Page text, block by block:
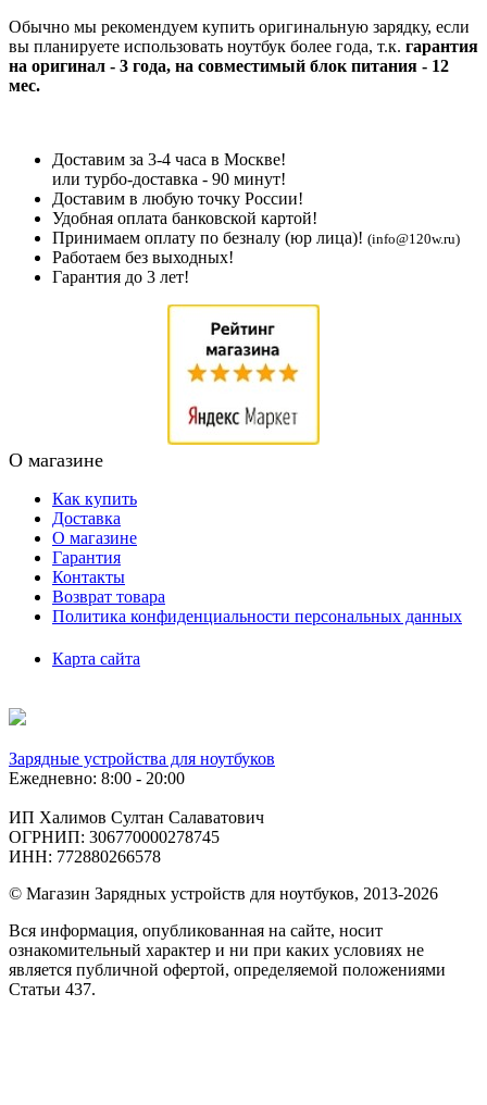
Обычно мы рекомендуем купить оригинальную зарядку, если
вы планируете использовать ноутбук более года, т.к. гарантия
на оригинал - 3 года, на совместимый блок питания - 12
мес.
Доставим за 3-4 часа в Москве!
или турбо-доставка - 90 минут!
Доставим в любую точку России!
Удобная оплата банковской картой!
Принимаем оплату по безналу (юр лица)! (info@120w.ru)
Работаем без выходных!
Гарантия до 3 лет!
О магазине
Как купить
Доставка
О магазине
Гарантия
Контакты
Возврат товара
Политика конфиденциальности персональных данных
Карта сайта
Зарядные устройства для ноутбуков
Ежедневно: 8:00 - 20:00
ИП Халимов Султан Салаватович
ОГРНИП: 306770000278745
ИНН: 772880266578
© Магазин Зарядных устройств для ноутбуков, 2013-2026
Вся информация, опубликованная на сайте, носит
ознакомительный характер и ни при каких условиях не
является публичной офертой, определяемой положениями
Статьи 437.